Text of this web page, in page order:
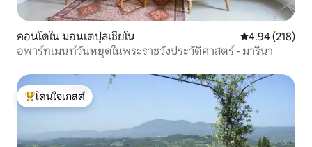
คอนโดใน มอนเตปุลเชียโน คะแนนเฉลี่ย
4.94 (218)
อพาร์ทเมนท์วันหยุดในพระราชวังประวัติศาสตร์ - มารินา
โดนใจเกสต์ที่สุด
โดนใจเกสต์